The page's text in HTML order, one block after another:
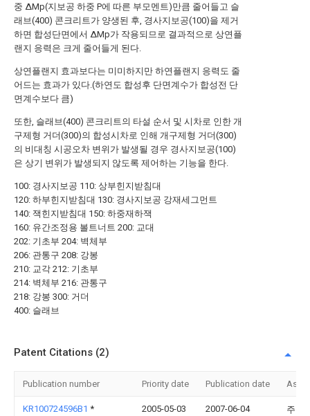
중 ΔMp(지보공 하중 P에 따른 부모멘트)만큼 줄어들고 슬
래브(400) 콘크리트가 양생된 후, 경사지보공(100)을 제거
하면 합성단면에서 ΔMp가 작용되므로 결과적으로 상연플
랜지 응력은 크게 줄어들게 된다.
상연플랜지 효과보다는 미미하지만 하연플랜지 응력도 줄
어드는 효과가 있다.(하연도 합성후 단면계수가 합성전 단
면계수보다 큼)
또한, 슬래브(400) 콘크리트의 타설 순서 및 시차로 인한 개
구제형 거더(300)의 합성시차로 인해 개구제형 거더(300)
의 비대칭 시공오차 변위가 발생될 경우 경사지보공(100)
은 상기 변위가 발생되지 않도록 제어하는 기능을 한다.
100: 경사지보공 110: 상부힌지받침대
120: 하부힌지받침대 130: 경사지보공 강재세그먼트
140: 잭힌지받침대 150: 하중재하잭
160: 유간조정용 볼트너트 200: 교대
202: 기초부 204: 벽체부
206: 관통구 208: 강봉
210: 교각 212: 기초부
214: 벽체부 216: 관통구
218: 강봉 300: 거더
400: 슬래브
Patent Citations (2)
Publication number Priority date Publication date
KR100724596B1 * 2005-05-03 2007-06-04
주식